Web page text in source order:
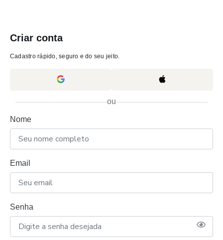
Criar conta
Cadastro rápido, seguro e do seu jeito.
ou
Nome
Email
Senha